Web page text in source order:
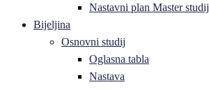
Nastavni plan Master studij
Bijeljina
Osnovni studij
Oglasna tabla
Nastava